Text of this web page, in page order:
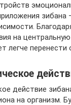
зибана
на
легче перенести
действие
на организм.